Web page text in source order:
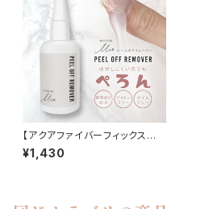
【アクアファイバーフィックスに
最適】ピールオフリムーバー&ス
ティックセット
¥1,430